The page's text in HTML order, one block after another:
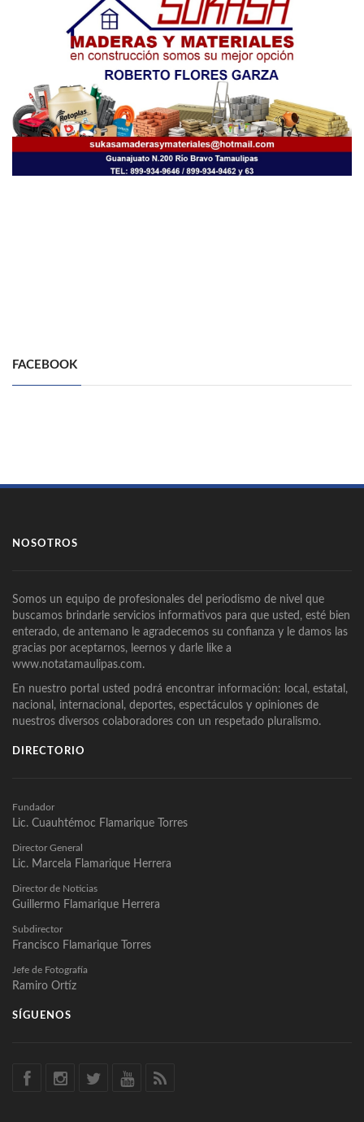
FACEBOOK
NOSOTROS
Somos un equipo de profesionales del periodismo de nivel que
buscamos brindarle servicios informativos para que usted, esté bien
enterado, de antemano le agradecemos su confianza y le damos las
gracias por aceptarnos, leernos y darle like a
www.notatamaulipas.com.
En nuestro portal usted podrá encontrar información: local, estatal,
nacional, internacional, deportes, espectáculos y opiniones de
nuestros diversos colaboradores con un respetado pluralismo.
DIRECTORIO
Fundador
Lic. Cuauhtémoc Flamarique Torres
Director General
Lic. Marcela Flamarique Herrera
Director de Noticias
Guillermo Flamarique Herrera
Subdirector
Francisco Flamarique Torres
Jefe de Fotografía
Ramiro Ortíz
SÍGUENOS